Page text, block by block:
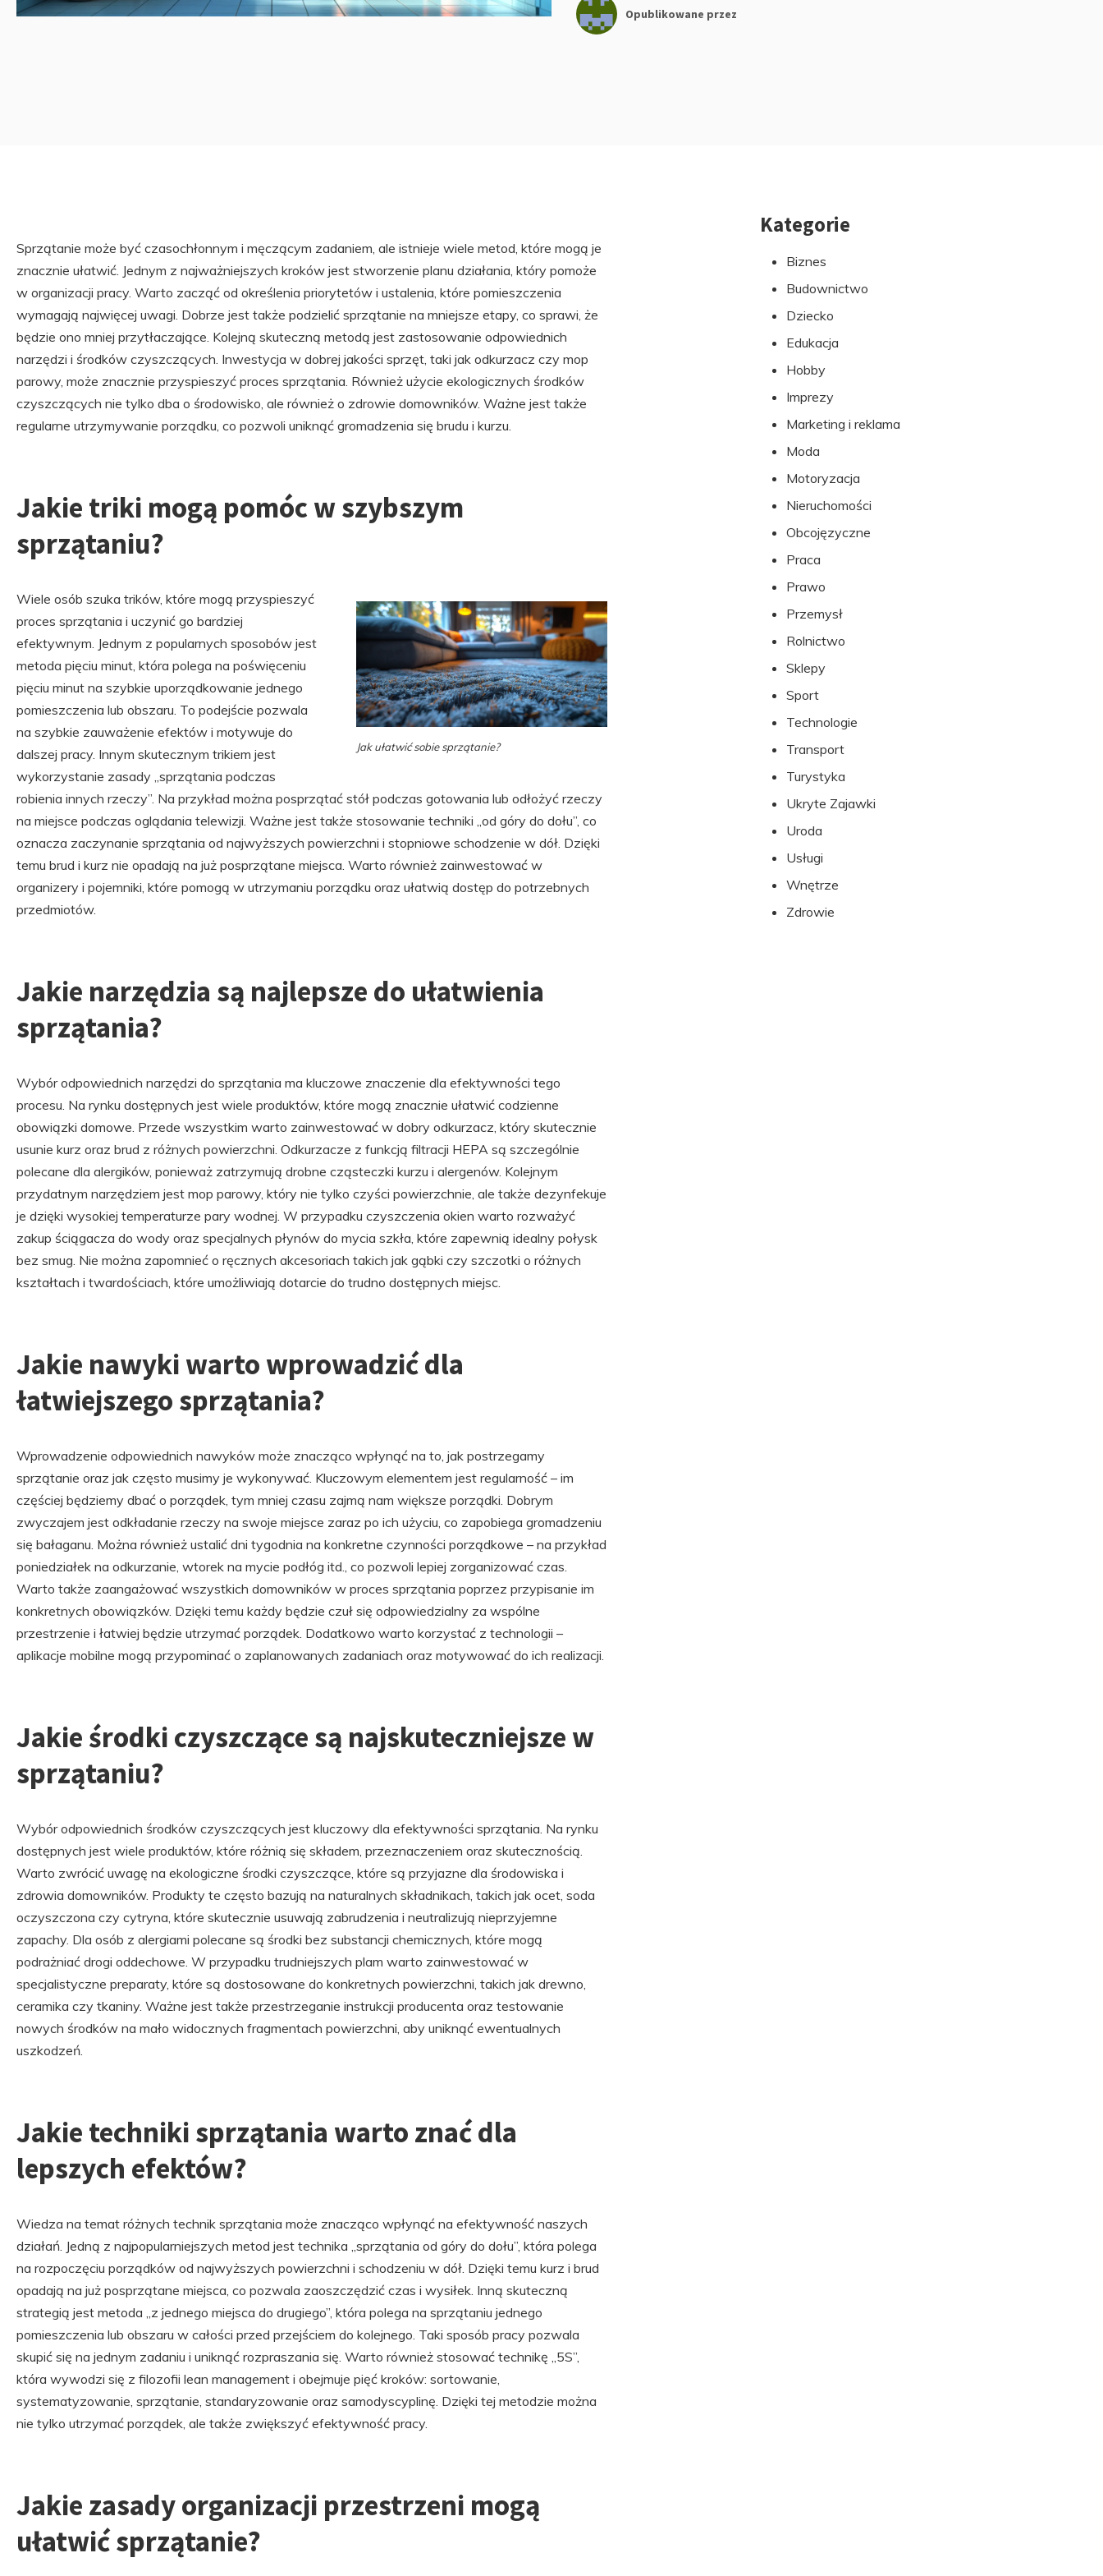
Opublikowane przez
Sprzątanie może być czasochłonnym i męczącym zadaniem, ale istnieje wiele metod, które mogą je
znacznie ułatwić. Jednym z najważniejszych kroków jest stworzenie planu działania, który pomoże
w organizacji pracy. Warto zacząć od określenia priorytetów i ustalenia, które pomieszczenia
wymagają najwięcej uwagi. Dobrze jest także podzielić sprzątanie na mniejsze etapy, co sprawi, że
będzie ono mniej przytłaczające. Kolejną skuteczną metodą jest zastosowanie odpowiednich
narzędzi i środków czyszczących. Inwestycja w dobrej jakości sprzęt, taki jak odkurzacz czy mop
parowy, może znacznie przyspieszyć proces sprzątania. Również użycie ekologicznych środków
czyszczących nie tylko dba o środowisko, ale również o zdrowie domowników. Ważne jest także
regularne utrzymywanie porządku, co pozwoli uniknąć gromadzenia się brudu i kurzu.
Jakie triki mogą pomóc w szybszym
sprzątaniu?
Jak ułatwić sobie sprzątanie?
Wiele osób szuka trików, które mogą przyspieszyć
proces sprzątania i uczynić go bardziej
efektywnym. Jednym z popularnych sposobów jest
metoda pięciu minut, która polega na poświęceniu
pięciu minut na szybkie uporządkowanie jednego
pomieszczenia lub obszaru. To podejście pozwala
na szybkie zauważenie efektów i motywuje do
dalszej pracy. Innym skutecznym trikiem jest
wykorzystanie zasady „sprzątania podczas
robienia innych rzeczy”. Na przykład można posprzątać stół podczas gotowania lub odłożyć rzeczy
na miejsce podczas oglądania telewizji. Ważne jest także stosowanie techniki „od góry do dołu”, co
oznacza zaczynanie sprzątania od najwyższych powierzchni i stopniowe schodzenie w dół. Dzięki
temu brud i kurz nie opadają na już posprzątane miejsca. Warto również zainwestować w
organizery i pojemniki, które pomogą w utrzymaniu porządku oraz ułatwią dostęp do potrzebnych
przedmiotów.
Jakie narzędzia są najlepsze do ułatwienia
sprzątania?
Wybór odpowiednich narzędzi do sprzątania ma kluczowe znaczenie dla efektywności tego
procesu. Na rynku dostępnych jest wiele produktów, które mogą znacznie ułatwić codzienne
obowiązki domowe. Przede wszystkim warto zainwestować w dobry odkurzacz, który skutecznie
usunie kurz oraz brud z różnych powierzchni. Odkurzacze z funkcją filtracji HEPA są szczególnie
polecane dla alergików, ponieważ zatrzymują drobne cząsteczki kurzu i alergenów. Kolejnym
przydatnym narzędziem jest mop parowy, który nie tylko czyści powierzchnie, ale także dezynfekuje
je dzięki wysokiej temperaturze pary wodnej. W przypadku czyszczenia okien warto rozważyć
zakup ściągacza do wody oraz specjalnych płynów do mycia szkła, które zapewnią idealny połysk
bez smug. Nie można zapomnieć o ręcznych akcesoriach takich jak gąbki czy szczotki o różnych
kształtach i twardościach, które umożliwiają dotarcie do trudno dostępnych miejsc.
Jakie nawyki warto wprowadzić dla
łatwiejszego sprzątania?
Wprowadzenie odpowiednich nawyków może znacząco wpłynąć na to, jak postrzegamy
sprzątanie oraz jak często musimy je wykonywać. Kluczowym elementem jest regularność – im
częściej będziemy dbać o porządek, tym mniej czasu zajmą nam większe porządki. Dobrym
zwyczajem jest odkładanie rzeczy na swoje miejsce zaraz po ich użyciu, co zapobiega gromadzeniu
się bałaganu. Można również ustalić dni tygodnia na konkretne czynności porządkowe – na przykład
poniedziałek na odkurzanie, wtorek na mycie podłóg itd., co pozwoli lepiej zorganizować czas.
Warto także zaangażować wszystkich domowników w proces sprzątania poprzez przypisanie im
konkretnych obowiązków. Dzięki temu każdy będzie czuł się odpowiedzialny za wspólne
przestrzenie i łatwiej będzie utrzymać porządek. Dodatkowo warto korzystać z technologii –
aplikacje mobilne mogą przypominać o zaplanowanych zadaniach oraz motywować do ich realizacji.
Jakie środki czyszczące są najskuteczniejsze w
sprzątaniu?
Wybór odpowiednich środków czyszczących jest kluczowy dla efektywności sprzątania. Na rynku
dostępnych jest wiele produktów, które różnią się składem, przeznaczeniem oraz skutecznością.
Warto zwrócić uwagę na ekologiczne środki czyszczące, które są przyjazne dla środowiska i
zdrowia domowników. Produkty te często bazują na naturalnych składnikach, takich jak ocet, soda
oczyszczona czy cytryna, które skutecznie usuwają zabrudzenia i neutralizują nieprzyjemne
zapachy. Dla osób z alergiami polecane są środki bez substancji chemicznych, które mogą
podrażniać drogi oddechowe. W przypadku trudniejszych plam warto zainwestować w
specjalistyczne preparaty, które są dostosowane do konkretnych powierzchni, takich jak drewno,
ceramika czy tkaniny. Ważne jest także przestrzeganie instrukcji producenta oraz testowanie
nowych środków na mało widocznych fragmentach powierzchni, aby uniknąć ewentualnych
uszkodzeń.
Jakie techniki sprzątania warto znać dla
lepszych efektów?
Wiedza na temat różnych technik sprzątania może znacząco wpłynąć na efektywność naszych
działań. Jedną z najpopularniejszych metod jest technika „sprzątania od góry do dołu”, która polega
na rozpoczęciu porządków od najwyższych powierzchni i schodzeniu w dół. Dzięki temu kurz i brud
opadają na już posprzątane miejsca, co pozwala zaoszczędzić czas i wysiłek. Inną skuteczną
strategią jest metoda „z jednego miejsca do drugiego”, która polega na sprzątaniu jednego
pomieszczenia lub obszaru w całości przed przejściem do kolejnego. Taki sposób pracy pozwala
skupić się na jednym zadaniu i uniknąć rozpraszania się. Warto również stosować technikę „5S”,
która wywodzi się z filozofii lean management i obejmuje pięć kroków: sortowanie,
systematyzowanie, sprzątanie, standaryzowanie oraz samodyscyplinę. Dzięki tej metodzie można
nie tylko utrzymać porządek, ale także zwiększyć efektywność pracy.
Jakie zasady organizacji przestrzeni mogą
ułatwić sprzątanie?
PrzejdźKategorie
Biznes
Budownictwo
Dziecko
Edukacja
Hobby
Imprezy
Marketing i reklama
Moda
Motoryzacja
Nieruchomości
Obcojęzyczne
Praca
Prawo
Przemysł
Rolnictwo
Sklepy
Sport
Technologie
Transport
Turystyka
Ukryte Zajawki
Uroda
Usługi
Wnętrze
Zdrowie